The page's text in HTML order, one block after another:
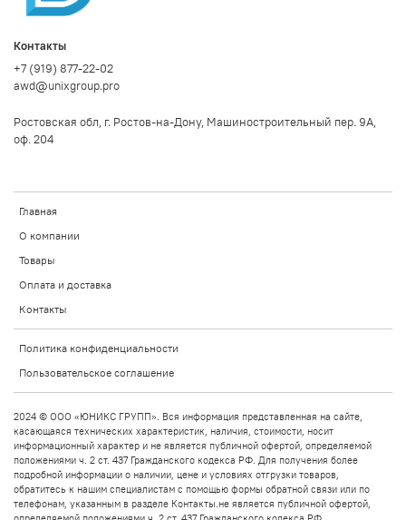
Главная
О компании
Товары
Оплата и доставка
Контакты
Политика конфиденциальности
Пользовательское соглашение
Контакты
+7 (919) 877-22-02
awd@unixgroup.pro
Ростовская обл, г. Ростов-на-Дону, Машиностроительный пер. 9А,
оф. 204
2024 © ООО «ЮНИКС ГРУПП». Вся информация представленная на сайте,
касающаяся технических характеристик, наличия, стоимости, носит
информационный характер и не является публичной офертой, определяемой
положениями ч. 2 ст. 437 Гражданского кодекса РФ. Для получения более
подробной информации о наличии, цене и условиях отгрузки товаров,
обратитесь к нашим специалистам с помощью формы обратной связи или по
телефонам, указанным в разделе Контакты.не является публичной офертой,